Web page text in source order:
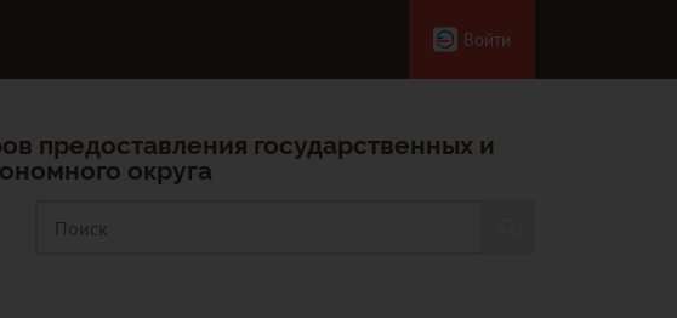
Войти
предоставления государственных и
округа